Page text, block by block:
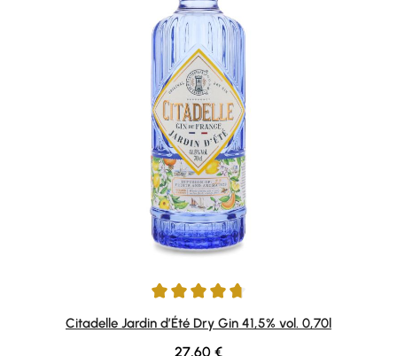
Average rating of 4.82 out of 5 stars
Citadelle Jardin d’Été Dry Gin 41,5% vol. 0,70l
Regular price:
27,60 €